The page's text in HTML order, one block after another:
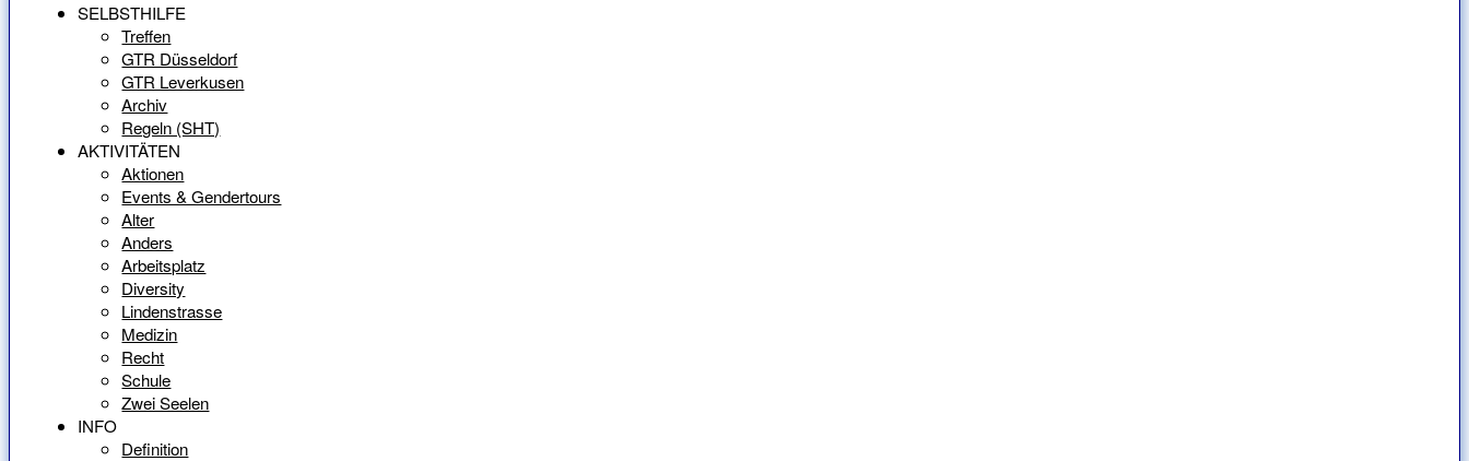
SELBSTHILFE
Treffen
GTR Düsseldorf
GTR Leverkusen
Archiv
Regeln (SHT)
AKTIVITÄTEN
Aktionen
Events & Gendertours
Alter
Anders
Arbeitsplatz
Diversity
Lindenstrasse
Medizin
Recht
Schule
Zwei Seelen
INFO
Definition